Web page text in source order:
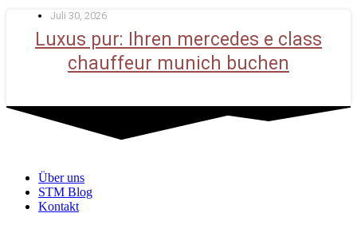
Juli 30, 2026
Luxus pur: Ihren mercedes e class
chauffeur munich buchen
Über uns
STM Blog
Kontakt